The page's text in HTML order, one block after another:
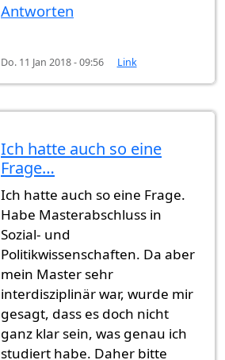
Antworten
Do. 11 Jan 2018 - 09:56 Link
Ich hatte auch so eine
Frage…
Ich hatte auch so eine Frage.
Habe Masterabschluss in
Sozial- und
Politikwissenschaften. Da aber
mein Master sehr
interdisziplinär war, wurde mir
gesagt, dass es doch nicht
ganz klar sein, was genau ich
studiert habe. Daher bitte